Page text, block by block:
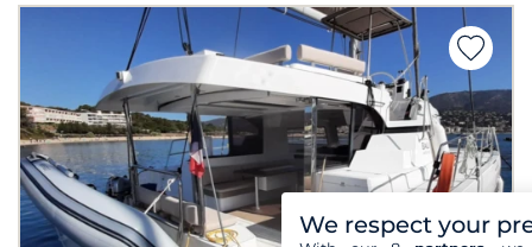
We respect your